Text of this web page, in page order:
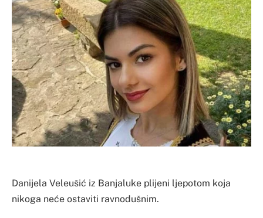
Danijela Veleušić iz Banjaluke plijeni ljepotom koja
nikoga neće ostaviti ravnodušnim.